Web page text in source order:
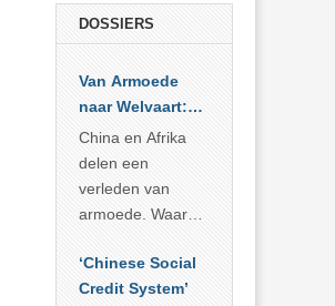
DOSSIERS
Van Armoede
naar Welvaart:
Wat Afrika kan
leren van
China’s
economisch
China en Afrika
delen een
verleden van
armoede. Waar
voorbije veertig
jaar in slaagde
‘Chinese Social
Credit System’